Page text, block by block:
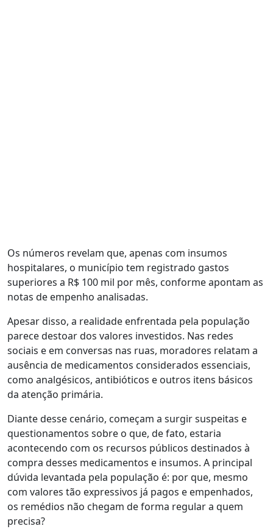
Os números revelam que, apenas com insumos
hospitalares, o município tem registrado gastos
superiores a R$ 100 mil por mês, conforme apontam as
notas de empenho analisadas.
Apesar disso, a realidade enfrentada pela população
parece destoar dos valores investidos. Nas redes
sociais e em conversas nas ruas, moradores relatam a
ausência de medicamentos considerados essenciais,
como analgésicos, antibióticos e outros itens básicos
da atenção primária.
Diante desse cenário, começam a surgir suspeitas e
questionamentos sobre o que, de fato, estaria
acontecendo com os recursos públicos destinados à
compra desses medicamentos e insumos. A principal
dúvida levantada pela população é: por que, mesmo
com valores tão expressivos já pagos e empenhados,
os remédios não chegam de forma regular a quem
precisa?